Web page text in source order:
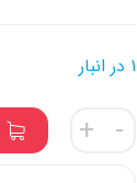
۱ در انبار
-
بازر
+